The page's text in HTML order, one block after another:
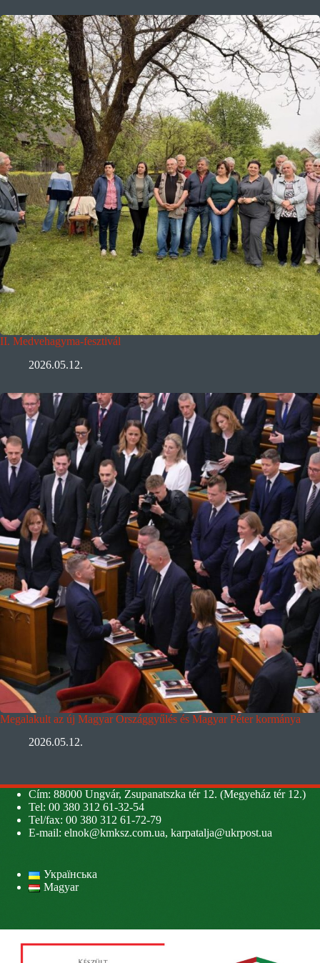
II. Medvehagyma-fesztivál
2026.05.12.
Megalakult az új Magyar Országgyűlés és Magyar Péter kormánya
2026.05.12.
Cím: 88000 Ungvár, Zsupanatszka tér 12. (Megyeház tér 12.)
Tel: 00 380 312 61-32-54
Tel/fax: 00 380 312 61-72-79
E-mail: elnok@kmksz.com.ua, karpatalja@ukrpost.ua
Українська
Magyar